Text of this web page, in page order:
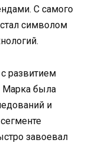
С самого
символом
развитием
Марка была
и
завоевал